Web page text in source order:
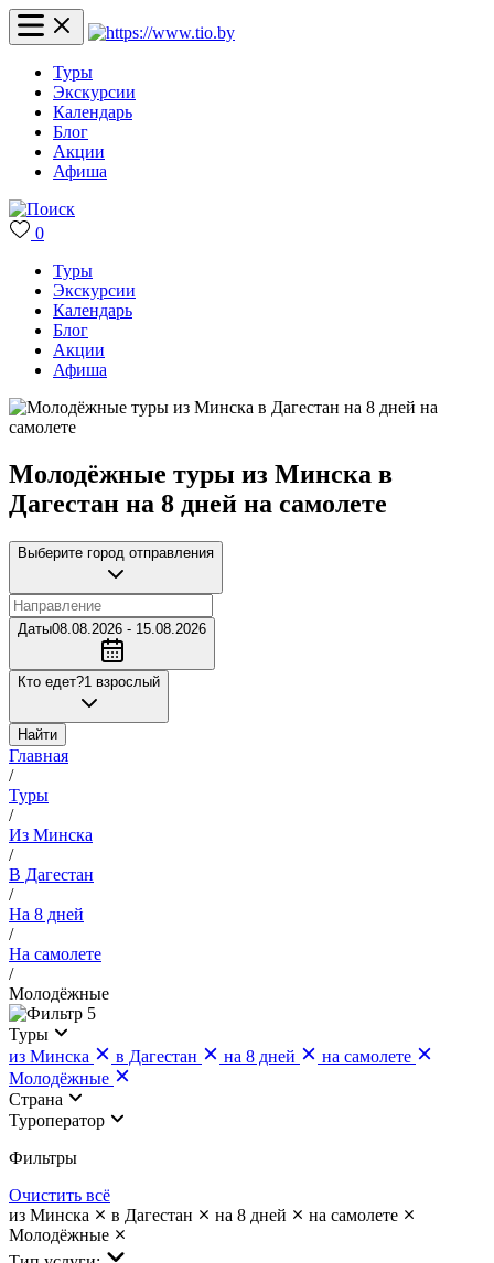
Туры
Экскурсии
Календарь
Блог
Акции
Афиша
0
Туры
Экскурсии
Календарь
Блог
Акции
Афиша
Молодёжные туры из Минска в
Дагестан на 8 дней на самолете
Выберите город отправления
Даты08.08.2026 - 15.08.2026
Кто едет?1 взрослый
Найти
Главная
/
Туры
/
Из Минска
/
В Дагестан
/
На 8 дней
/
На самолете
/
Молодёжные
5
Туры
из Минска
в Дагестан на 8 дней
на самолете
Молодёжные
Страна
Туроператор
Фильтры
Очистить всё
из Минска
в Дагестан на 8 дней
на самолете
Молодёжные